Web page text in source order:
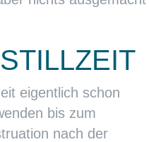
eigentlich schon
bis zum
nach der